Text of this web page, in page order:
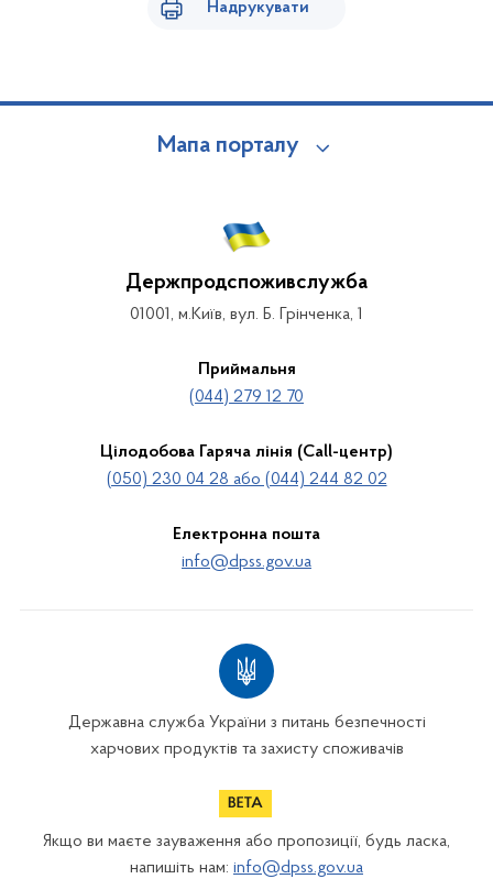
Надрукувати
Мапа порталу
Держпродспоживслужба
01001, м.Київ, вул. Б. Грінченка, 1
Приймальня
(044) 279 12 70
Цілодобова Гаряча лінія (Call-центр)
(050) 230 04 28 або (044) 244 82 02
Електронна пошта
info@dpss.gov.ua
Державна служба України з питань безпечності
харчових продуктів та захисту споживачів
Якщо ви маєте зауваження або пропозиції, будь ласка,
напишіть нам: info@dpss.gov.ua